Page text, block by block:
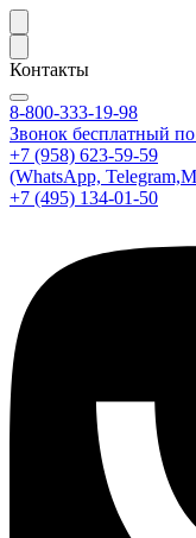
Контакты
8-800-333-19-98
Звонок бесплатный
+7 (958) 623-59-59
(WhatsApp,
+7 (495) 134-01-50